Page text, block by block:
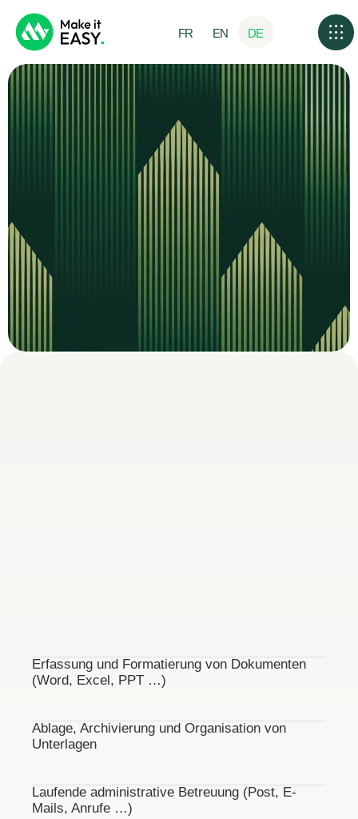
FR EN DE
Erfassung und Formatierung von Dokumenten
(Word, Excel, PPT …)
Ablage, Archivierung und Organisation von
Unterlagen
Laufende administrative Betreuung (Post, E-
Mails, Anrufe …)